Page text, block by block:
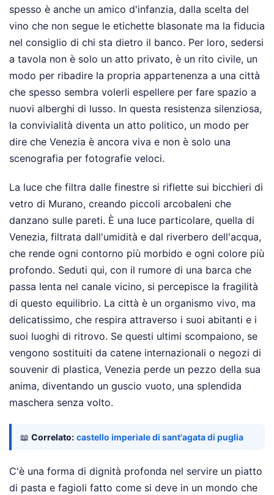
spesso è anche un amico d'infanzia, dalla scelta del
vino che non segue le etichette blasonate ma la fiducia
nel consiglio di chi sta dietro il banco. Per loro, sedersi
a tavola non è solo un atto privato, è un rito civile, un
modo per ribadire la propria appartenenza a una città
che spesso sembra volerli espellere per fare spazio a
nuovi alberghi di lusso. In questa resistenza silenziosa,
la convivialità diventa un atto politico, un modo per
dire che Venezia è ancora viva e non è solo una
scenografia per fotografie veloci.
La luce che filtra dalle finestre si riflette sui bicchieri di
vetro di Murano, creando piccoli arcobaleni che
danzano sulle pareti. È una luce particolare, quella di
Venezia, filtrata dall'umidità e dal riverbero dell'acqua,
che rende ogni contorno più morbido e ogni colore più
profondo. Seduti qui, con il rumore di una barca che
passa lenta nel canale vicino, si percepisce la fragilità
di questo equilibrio. La città è un organismo vivo, ma
delicatissimo, che respira attraverso i suoi abitanti e i
suoi luoghi di ritrovo. Se questi ultimi scompaiono, se
vengono sostituiti da catene internazionali o negozi di
souvenir di plastica, Venezia perde un pezzo della sua
anima, diventando un guscio vuoto, una splendida
maschera senza volto.
📖 Correlato: castello imperiale di sant'agata di puglia
C'è una forma di dignità profonda nel servire un piatto
di pasta e fagioli fatto come si deve in un mondo che